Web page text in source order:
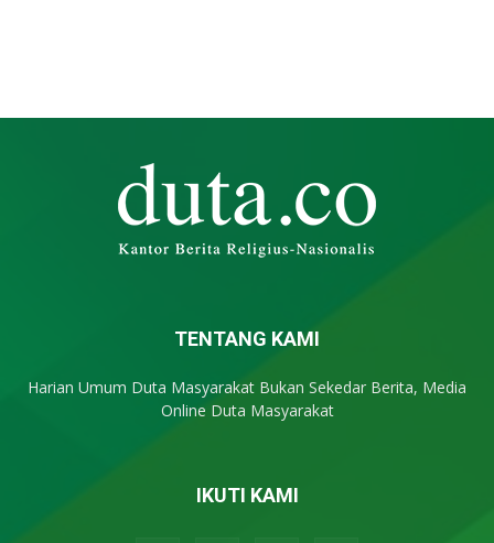
TENTANG KAMI
Harian Umum Duta Masyarakat Bukan Sekedar Berita, Media
Online Duta Masyarakat
IKUTI KAMI